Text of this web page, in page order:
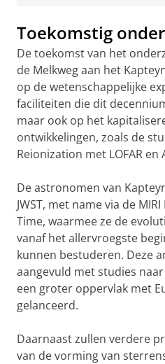
Toekomstig
De toekomst van het
de Melkweg aan het
op de wetenschappelijke
faciliteiten die dit
maar ook op het
ontwikkelingen, zoals de
Reionization met LOFAR en
De astronomen van
JWST, met name via de
Time, waarmee ze de
vanaf het allervroegste
kunnen bestuderen. Deze
aangevuld met studies
een groter oppervlak met
gelanceerd.
Daarnaast zullen verdere
van de vorming van